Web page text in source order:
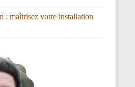
: maîtrisez votre installation